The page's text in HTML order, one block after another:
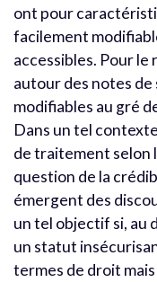
ont pour
facilement
accessibles. Pour le
autour des notes
modifiables au gré
Dans un tel
de traitement selon
question de la
émergent des
un tel objectif si, au
un statut
termes de droit